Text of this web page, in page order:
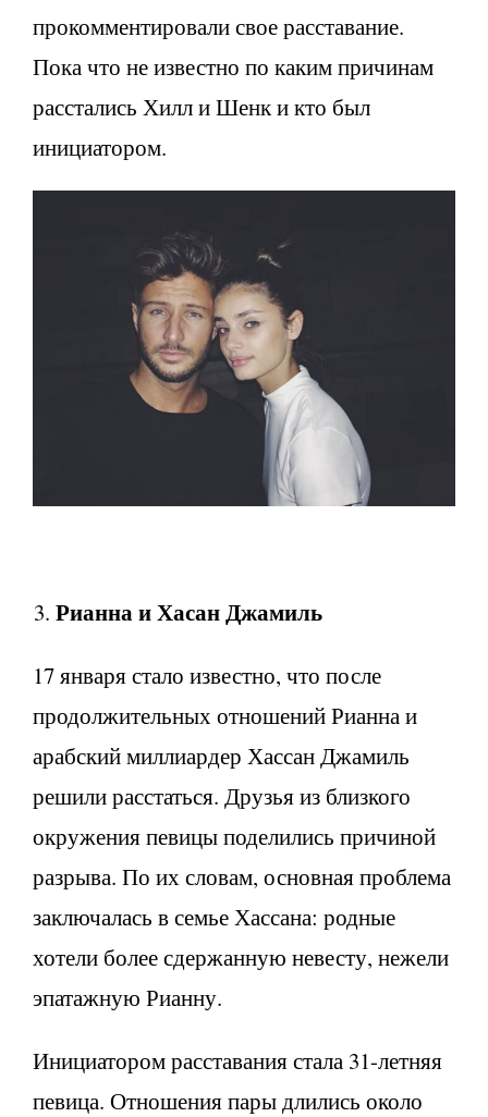
прокомментировали свое расставание.
Пока что не известно по каким причинам
расстались Хилл и Шенк и кто был
инициатором.
Рианна и Хасан Джамиль
17 января стало известно, что после
продолжительных отношений Рианна и
арабский миллиардер Хассан Джамиль
решили расстаться. Друзья из близкого
окружения певицы поделились причиной
разрыва. По их словам, основная проблема
заключалась в семье Хассана: родные
хотели более сдержанную невесту, нежели
эпатажную Рианну.
Инициатором расставания стала 31-летняя
певица. Отношения пары длились около